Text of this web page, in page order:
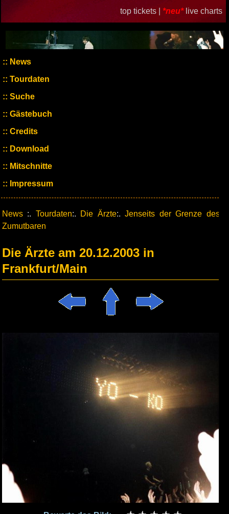
top tickets | *neu* live charts
News
Tourdaten
Suche
Gästebuch
Credits
Download
Mitschnitte
Impressum
News :. Tourdaten:. Die Ärzte:.Jenseits der Grenze des
Zumutbaren
Die Ärzte am 20.12.2003 in
Frankfurt/Main